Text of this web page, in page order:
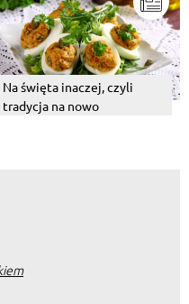
Na święta inaczej, czyli
tradycja na nowo